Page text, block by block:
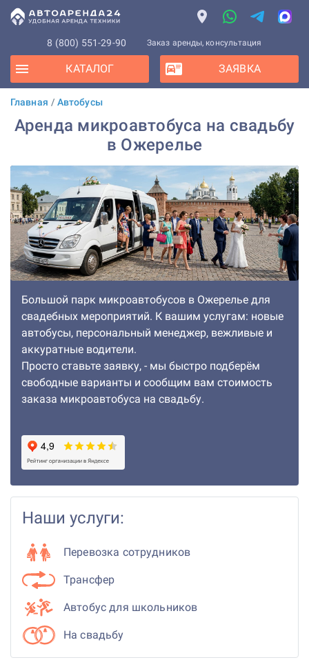
8 (800) 551-29-90 Заказ аренды, консультация
КАТАЛОГ ЗАЯВКА
Главная / Автобусы
Аренда микроавтобуса на свадьбу
в Ожерелье
Большой парк микроавтобусов в Ожерелье для
свадебных мероприятий. К вашим услугам: новые
автобусы, персональный менеджер, вежливые и
аккуратные водители.
Просто ставьте заявку, - мы быстро подберём
свободные варианты и сообщим вам стоимость
заказа микроавтобуса на свадьбу.
Наши услуги:
Перевозка сотрудников
Трансфер
Автобус для школьников
На свадьбу